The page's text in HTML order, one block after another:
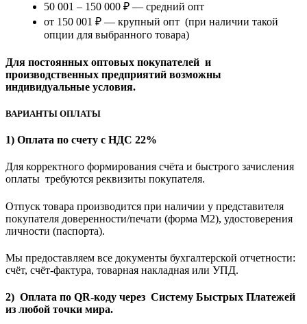
50 001 – 150 000 ₽ — средний опт
от 150 001 ₽ — крупный опт (при наличии такой
опции для выбранного товара)
Для постоянных оптовых покупателей и
производственных предприятий возможны
индивидуальные условия.
ВАРИАНТЫ ОПЛАТЫ
1) Оплата по счету с НДС 22%
Для корректного формирования счёта и быстрого зачисления
оплаты требуются реквизиты покупателя.
Отпуск товара производится при наличии у представителя
покупателя доверенности/печати (форма M2), удостоверения
личности (паспорта).
Мы предоставляем все документы бухгалтерской отчетности:
счёт, счёт-фактура, товарная накладная или УПД.
2) Оплата по QR-коду через Систему Быстрых Платежей
из любой точки мира.